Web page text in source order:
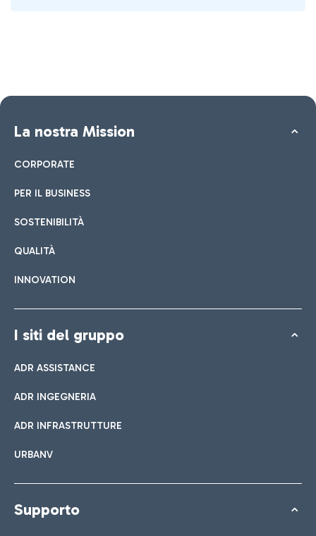
La nostra Mission
CORPORATE
PER IL BUSINESS
SOSTENIBILITÀ
QUALITÀ
INNOVATION
I siti del gruppo
ADR ASSISTANCE
ADR INGEGNERIA
ADR INFRASTRUTTURE
URBANV
Supporto